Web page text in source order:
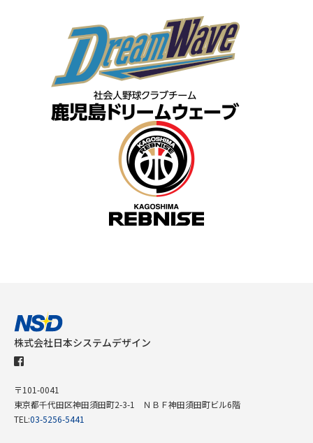
株式会社日本システムデザイン
〒101-0041
東京都千代田区神田須田町2-3-1 ＮＢＦ神田須田町ビル6階
TEL:03-5256-5441